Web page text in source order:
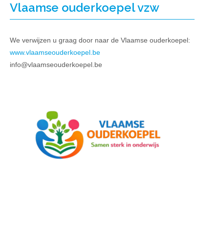
Vlaamse ouderkoepel vzw
We verwijzen u graag door naar de Vlaamse ouderkoepel:
www.vlaamseouderkoepel.be
info@vlaamseouderkoepel.be